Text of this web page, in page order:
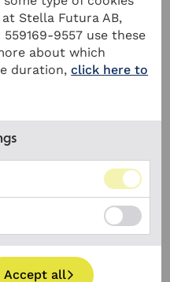
Stella Futura AB,
9557 use these
about which
duration,click here to
Accept all